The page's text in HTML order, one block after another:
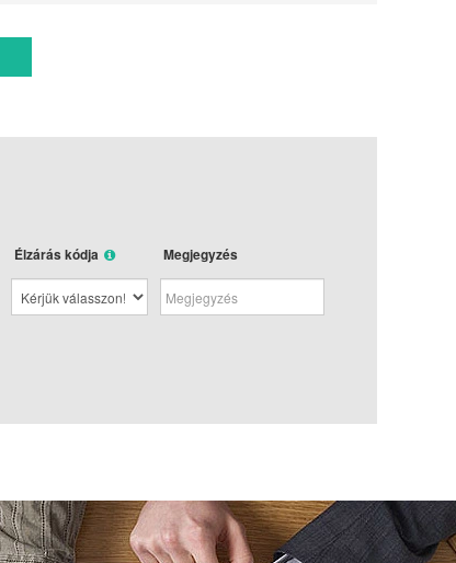
Élzárás kódja Megjegyzés